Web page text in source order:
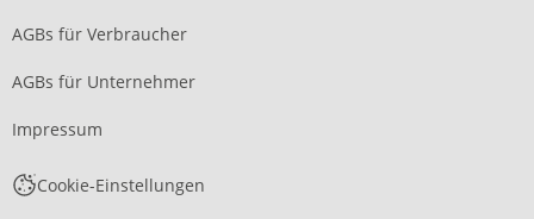
AGBs für Verbraucher
AGBs für Unternehmer
Impressum
Cookie-Einstellungen